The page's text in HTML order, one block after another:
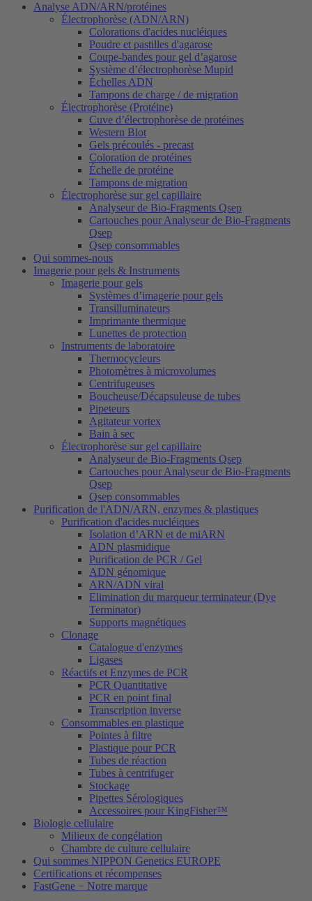
Analyse ADN/ARN/protéines
Électrophorèse (ADN/ARN)
Colorations d'acides nucléiques
Poudre et pastilles d'agarose
Coupe-bandes pour gel d’agarose
Système d’électrophorèse Mupid
Échelles ADN
Tampons de charge / de migration
Électrophorèse (Protéine)
Cuve d’électrophorèse de protéines
Western Blot
Gels précoulés - precast
Coloration de protéines
Échelle de protéine
Tampons de migration
Électrophorèse sur gel capillaire
Analyseur de Bio-Fragments Qsep
Cartouches pour Analyseur de Bio-Fragments
Qsep
Qsep consommables
Qui sommes-nous
Imagerie pour gels & Instruments
Imagerie pour gels
Systèmes d’imagerie pour gels
Transilluminateurs
Imprimante thermique
Lunettes de protection
Instruments de laboratoire
Thermocycleurs
Photomètres à microvolumes
Centrifugeuses
Boucheuse/Décapsuleuse de tubes
Pipeteurs
Agitateur vortex
Bain à sec
Électrophorèse sur gel capillaire
Analyseur de Bio-Fragments Qsep
Cartouches pour Analyseur de Bio-Fragments
Qsep
Qsep consommables
Purification de l'ADN/ARN, enzymes & plastiques
Purification d'acides nucléiques
Isolation d’ARN et de miARN
ADN plasmidique
Purification de PCR / Gel
ADN génomique
ARN/ADN viral
Elimination du marqueur terminateur (Dye
Terminator)
Supports magnétiques
Clonage
Catalogue d'enzymes
Ligases
Réactifs et Enzymes de PCR
PCR Quantitative
PCR en point final
Transcription inverse
Consommables en plastique
Pointes à filtre
Plastique pour PCR
Tubes de réaction
Tubes à centrifuger
Stockage
Pipettes Sérologiques
Accessoires pour KingFisher™
Biologie cellulaire
Milieux de congélation
Chambre de culture cellulaire
Qui sommes NIPPON Genetics EUROPE
Certifications et récompenses
FastGene − Notre marque